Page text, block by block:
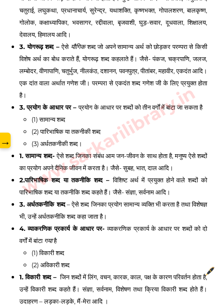
चतुराई, लघुकथा, प्रधानाचार्य, सुरेन्द्र, यथाशक्ति, कृष्णभक्त, गोपालशरण, बालकृष्ण,
गोलोक, कक्षाध्यापिका, भवसागर, रद्दीवाला, बृजवाशी, घुड़-सवार, दूधवाला, शिक्षालय,
देवालय, हिमालय आदि।
3. योगरूढ़ शब्द – ऐसे यौगिक शब्द जो अपने सामान्य अर्थ को छोड़कर परम्परा से किसी
विशेष अर्थ का बोध कराते हैं, योगरूढ़ शब्द कहलाते हैं। जैसे- पंकज, चक्रपाणि, जलज,
लम्बोदर, वीणापाणि, चतुर्भुज, नीलकंठ, दशानन, पवनपुत्र, पीतांबर, महावीर, एकदंत आदि।
एक दांत वाला अर्थात गणेश जी। परम्परा से एकदंत शब्द गणेश जी के लिए प्रयुक्त होता
है।
3. प्रयोग के आधार पर – प्रयोग के आधार पर शब्दों को तीन वर्गों में बांटा जा सकता है
(1) सामान्य शब्द
(2) पारिभाषिक या तकनीकी शब्द
(3) अर्धतकनीकी शब्द।
1. सामान्य शब्द- ऐसे शब्द जिनका संबंध आम जन-जीवन के साथ होता है, मनुष्य ऐसे शब्दों
का प्रयोग अपने दैनिक जीवन में करता है। जैसे- सुबह, भात, दाल आदि।
2.पारिभाषिक शब्द या तकनीकि शब्द – विशिष्ट अर्थ में प्रयुक्त होने वाले शब्दों को
पारिभाषिक शब्द या तकनीकि शब्द कहते हैं। जैसे- संज्ञा, सर्वनाम आदि।
3. अर्धतकनीकि शब्द – ऐसे शब्द जिनका प्रयोग सामान्य व्यक्ति भी करता है तथा विशेषज्ञ
भी, उन्हें अर्धतकनीकि शब्द कहा जाता है।
4. व्याकरणिक प्रकार्य के आधार पर- व्याकरणिक प्रकार्य के आधार पर शब्दों को दो
वर्गों में बांटा गया है
(1) विकारी शब्द
(2) अविकारी शब्द
1. विकारी शब्द – जिन शब्दों में लिंग, वचन, कारक, काल, पक्ष के कारण परिवर्तन होता है,
उन्हें विकारी शब्द कहते हैं। संज्ञा, सर्वनाम, विशेषण तथा क्रिया विकारी शब्द होते हैं।
उदाहरण – लड़का-लड़के, मैं-मेरा आदि ।
www.sarkarilibrary.in
→